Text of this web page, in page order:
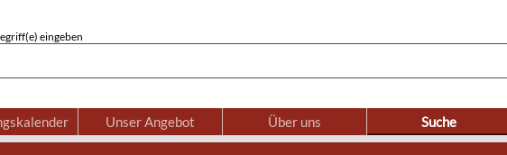
eingeben
Unser Angebot Über uns Suche